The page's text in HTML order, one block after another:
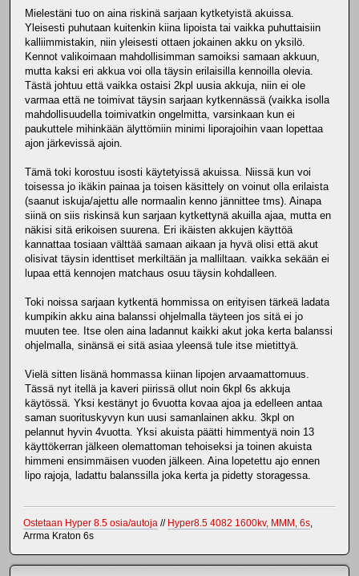
Mielestäni tuo on aina riskinä sarjaan kytketyistä akuissa.
Yleisesti puhutaan kuitenkin kiina lipoista tai vaikka puhuttaisiin
kalliimmistakin, niin yleisesti ottaen jokainen akku on yksilö.
Kennot valikoimaan mahdollisimman samoiksi samaan akkuun,
mutta kaksi eri akkua voi olla täysin erilaisilla kennoilla olevia.
Tästä johtuu että vaikka ostaisi 2kpl uusia akkuja, niin ei ole
varmaa että ne toimivat täysin sarjaan kytkennässä (vaikka isolla
mahdollisuudella toimivatkin ongelmitta, varsinkaan kun ei
paukuttele mihinkään älyttömiin minimi liporajoihin vaan lopettaa
ajon järkevissä ajoin.
Tämä toki korostuu isosti käytetyissä akuissa. Niissä kun voi
toisessa jo ikäkin painaa ja toisen käsittely on voinut olla erilaista
(saanut iskuja/ajettu alle normaalin kenno jännittee tms). Ainapa
siinä on siis riskinsä kun sarjaan kytkettynä akuilla ajaa, mutta en
näkisi sitä erikoisen suurena. Eri ikäisten akkujen käyttöä
kannattaa tosiaan välttää samaan aikaan ja hyvä olisi että akut
olisivat täysin identtiset merkiltään ja malliltaan. vaikka sekään ei
lupaa että kennojen matchaus osuu täysin kohdalleen.
Toki noissa sarjaan kytkentä hommissa on erityisen tärkeä ladata
kumpikin akku aina balanssi ohjelmalla täyteen jos sitä ei jo
muuten tee. Itse olen aina ladannut kaikki akut joka kerta balanssi
ohjelmalla, sinänsä ei sitä asiaa yleensä tule itse mietittyä.
Vielä sitten lisänä hommassa kiinan lipojen arvaamattomuus.
Tässä nyt itellä ja kaveri piirissä ollut noin 6kpl 6s akkuja
käytössä. Yksi kestänyt jo 6vuotta kovaa ajoa ja edelleen antaa
saman suorituskyvyn kun uusi samanlainen akku. 3kpl on
pelannut hyvin 4vuotta. Yksi akuista päätti himmentyä noin 13
käyttökerran jälkeen olemattoman tehoiseksi ja toinen akuista
himmeni ensimmäisen vuoden jälkeen. Aina lopetettu ajo ennen
lipo rajoja, ladattu balanssilla joka kerta ja pidetty storagessa.
Ostetaan Hyper 8.5 osia/autoja // Hyper8.5 4082 1600kv, MMM, 6s,
Arrma Kraton 6s